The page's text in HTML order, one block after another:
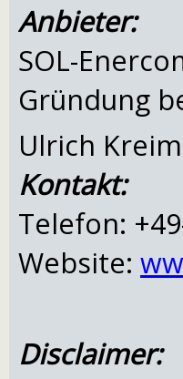
Anbieter:
SOL-
Gründung
Ulrich
Kontakt:
Telefon:
Website:
Disclaimer: